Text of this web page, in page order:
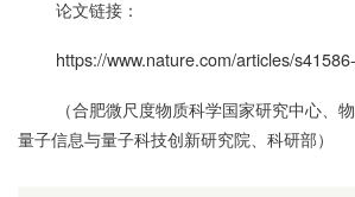
论文链接：
https://www.nature.com/articles/
（合肥微尺度物质科学国家研究中心、物
量子信息与量子科技创新研究院、科研部）